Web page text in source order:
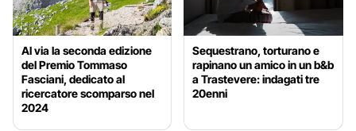
Al via la seconda edizione
del Premio Tommaso
Fasciani, dedicato al
ricercatore scomparso nel
2024
Sequestrano, torturano e
rapinano un amico in un b&b
a Trastevere: indagati tre
20enni